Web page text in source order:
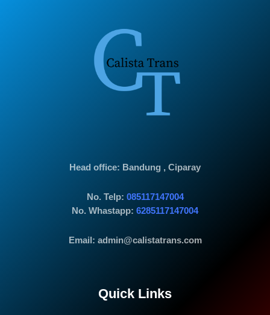
Head office: Bandung , Ciparay
No. Telp: 085117147004
No. Whastapp: 6285117147004
Email: admin@calistatrans.com
Quick Links